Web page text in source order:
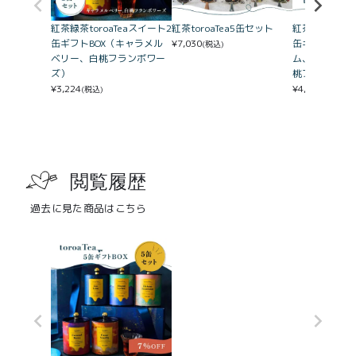
紅茶緑茶toroaTeaスイート2
缶ギフトBOX（キャラメル
ベリー、白桃フランボワー
ズ）
¥3,224(税込)
紅茶toroaTea5缶セット
¥7,030(税込)
紅茶緑茶
缶ギフトBOX
ム、マスカッ
桃フランボワ
¥4,510
閲覧履歴
過去に見た商品はこちら